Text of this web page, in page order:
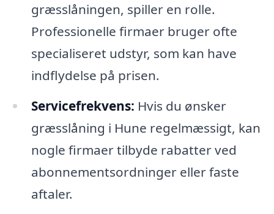
græsslåningen, spiller en rolle.
Professionelle firmaer bruger ofte
specialiseret udstyr, som kan have
indflydelse på prisen.
Servicefrekvens: Hvis du ønsker
græsslåning i Hune regelmæssigt, kan
nogle firmaer tilbyde rabatter ved
abonnementsordninger eller faste
aftaler.